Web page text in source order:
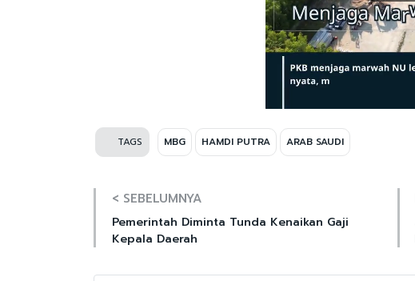
TAGS MBG HAMDI PUTRA ARAB SAUDI
< SEBELUMNYA
Pemerintah Diminta Tunda Kenaikan Gaji
Kepala Daerah